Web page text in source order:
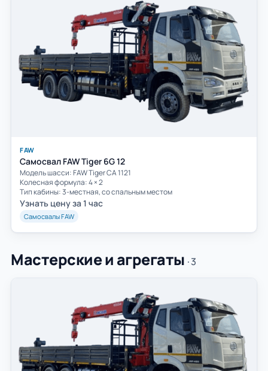
FAW
Самосвал FAW Tiger 6G 12
Модель шасси: FAW Tiger СА 1121
Колесная формула: 4 × 2
Тип кабины: 3-местная, со спальным местом
Узнать цену за 1 час
Самосвалы FAW
Мастерские и агрегаты · 3